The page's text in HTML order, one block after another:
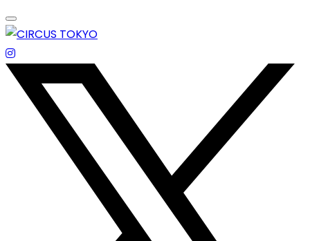
Skip
to
content
エンターテイメントスペース